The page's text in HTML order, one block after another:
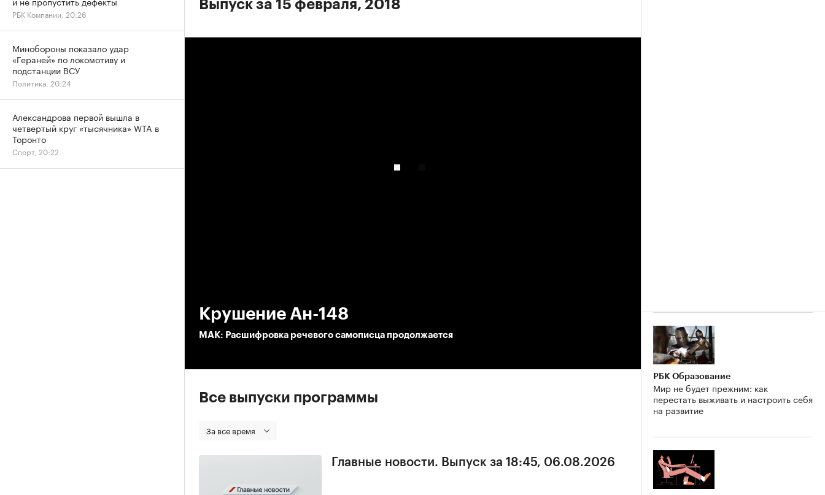
Выпуск за 15 февраля, 2018
Крушение Ан-148
МАК: Расшифровка речевого самописца продолжается
Все выпуски программы
За все время
Главные новости. Выпуск за 18:45, 06.08.2026
РБК Образование
Мир не будет прежним: как
перестать выживать и настроить себя
на развитие
РБК Компании, 20:26
Минобороны показало удар
«Гераней» по локомотиву и
подстанции ВСУ
Политика, 20:24
Александрова первой вышла в
четвертый круг «тысячника» WTA в
Торонто
Спорт, 20:22